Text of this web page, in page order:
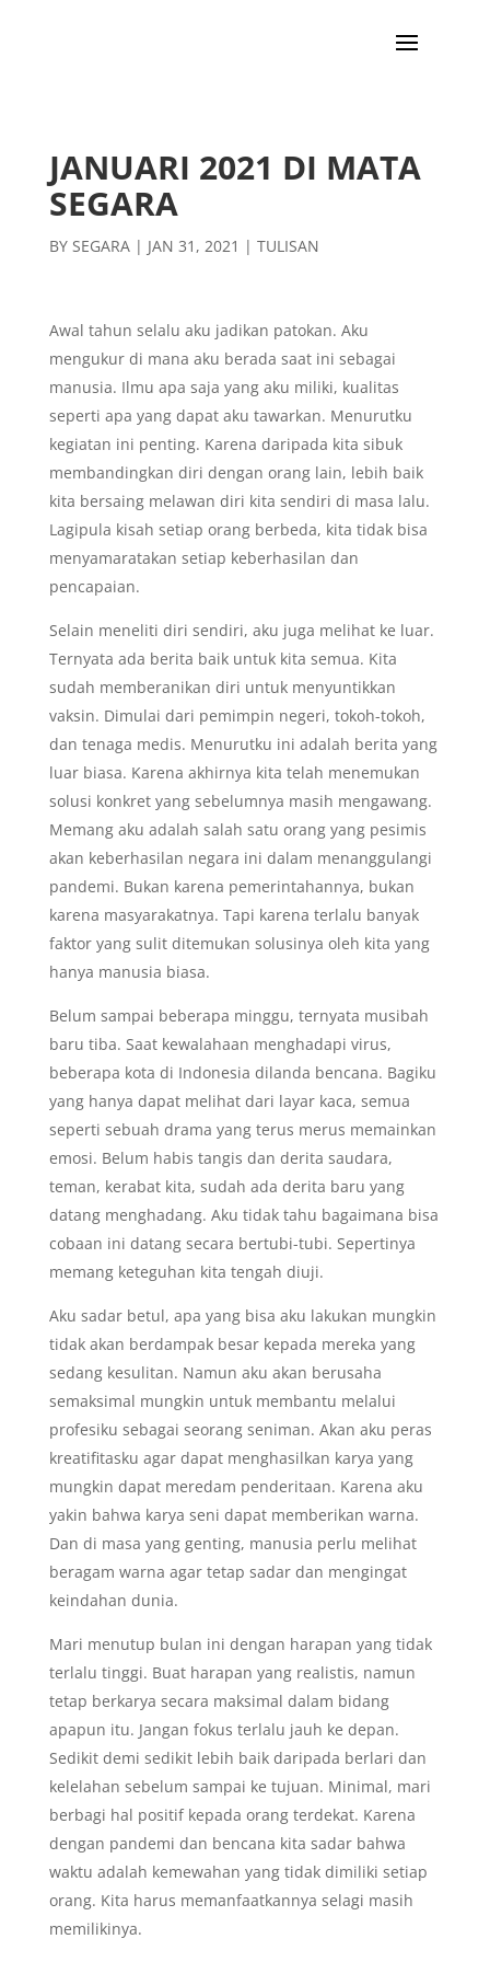
JANUARI 2021 DI MATA
SEGARA
BY SEGARA| JAN 31, 2021 | TULISAN
Awal tahun selalu aku jadikan patokan. Aku
mengukur di mana aku berada saat ini sebagai
manusia. Ilmu apa saja yang aku miliki, kualitas
seperti apa yang dapat aku tawarkan. Menurutku
kegiatan ini penting. Karena daripada kita sibuk
membandingkan diri dengan orang lain, lebih baik
kita bersaing melawan diri kita sendiri di masa lalu.
Lagipula kisah setiap orang berbeda, kita tidak bisa
menyamaratakan setiap keberhasilan dan
pencapaian.
Selain meneliti diri sendiri, aku juga melihat ke luar.
Ternyata ada berita baik untuk kita semua. Kita
sudah memberanikan diri untuk menyuntikkan
vaksin. Dimulai dari pemimpin negeri, tokoh-tokoh,
dan tenaga medis. Menurutku ini adalah berita yang
luar biasa. Karena akhirnya kita telah menemukan
solusi konkret yang sebelumnya masih mengawang.
Memang aku adalah salah satu orang yang pesimis
akan keberhasilan negara ini dalam menanggulangi
pandemi. Bukan karena pemerintahannya, bukan
karena masyarakatnya. Tapi karena terlalu banyak
faktor yang sulit ditemukan solusinya oleh kita yang
hanya manusia biasa.
Belum sampai beberapa minggu, ternyata musibah
baru tiba. Saat kewalahaan menghadapi virus,
beberapa kota di Indonesia dilanda bencana. Bagiku
yang hanya dapat melihat dari layar kaca, semua
seperti sebuah drama yang terus merus memainkan
emosi. Belum habis tangis dan derita saudara,
teman, kerabat kita, sudah ada derita baru yang
datang menghadang. Aku tidak tahu bagaimana bisa
cobaan ini datang secara bertubi-tubi. Sepertinya
memang keteguhan kita tengah diuji.
Aku sadar betul, apa yang bisa aku lakukan mungkin
tidak akan berdampak besar kepada mereka yang
sedang kesulitan. Namun aku akan berusaha
semaksimal mungkin untuk membantu melalui
profesiku sebagai seorang seniman. Akan aku peras
kreatifitasku agar dapat menghasilkan karya yang
mungkin dapat meredam penderitaan. Karena aku
yakin bahwa karya seni dapat memberikan warna.
Dan di masa yang genting, manusia perlu melihat
beragam warna agar tetap sadar dan mengingat
keindahan dunia.
Mari menutup bulan ini dengan harapan yang tidak
terlalu tinggi. Buat harapan yang realistis, namun
tetap berkarya secara maksimal dalam bidang
apapun itu. Jangan fokus terlalu jauh ke depan.
Sedikit demi sedikit lebih baik daripada berlari dan
kelelahan sebelum sampai ke tujuan. Minimal, mari
berbagi hal positif kepada orang terdekat. Karena
dengan pandemi dan bencana kita sadar bahwa
waktu adalah kemewahan yang tidak dimiliki setiap
orang. Kita harus memanfaatkannya selagi masih
memilikinya.